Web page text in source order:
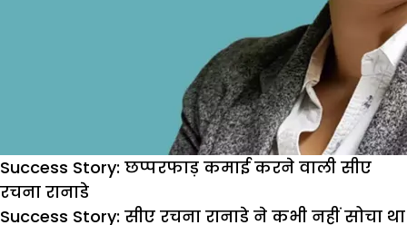
Success Story: छप्परफाड़ कमाई करने वाली सीए
रचना रानाडे
Success Story: सीए रचना रानाडे ने कभी नहीं सोचा था